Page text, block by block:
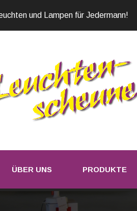
und Lampen für Jedermann!
ÜBER UNS PRODUKTE